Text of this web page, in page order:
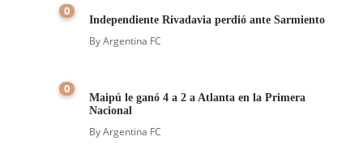
0
Independiente Rivadavia perdió ante Sarmiento
ByArgentina FC
0
Maipú le ganó 4 a 2 a Atlanta en la Primera
Nacional
ByArgentina FC